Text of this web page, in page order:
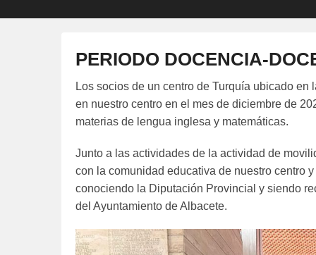
PERIODO DOCENCIA-
P
u
b
i
c
a
d
o
e
Los socios de un centro de Turquía ubicado
en nuestro centro en el mes de diciembre de
materias de lengua inglesa y matemáticas.
Junto a las actividades de la actividad de
con la comunidad educativa de nuestro centro
conociendo la Diputación Provincial y siendo
del Ayuntamiento de Albacete.